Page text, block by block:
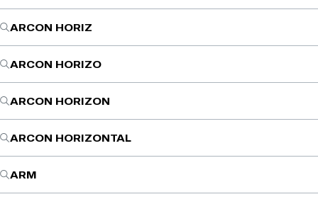
ARCON HORIZ
ARCON HORIZO
ARCON HORIZON
ARCON HORIZONTAL
ARM